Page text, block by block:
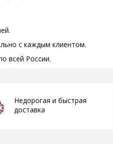
с каждым клиентом.
всей России.
Недорогая и быстрая
доставка